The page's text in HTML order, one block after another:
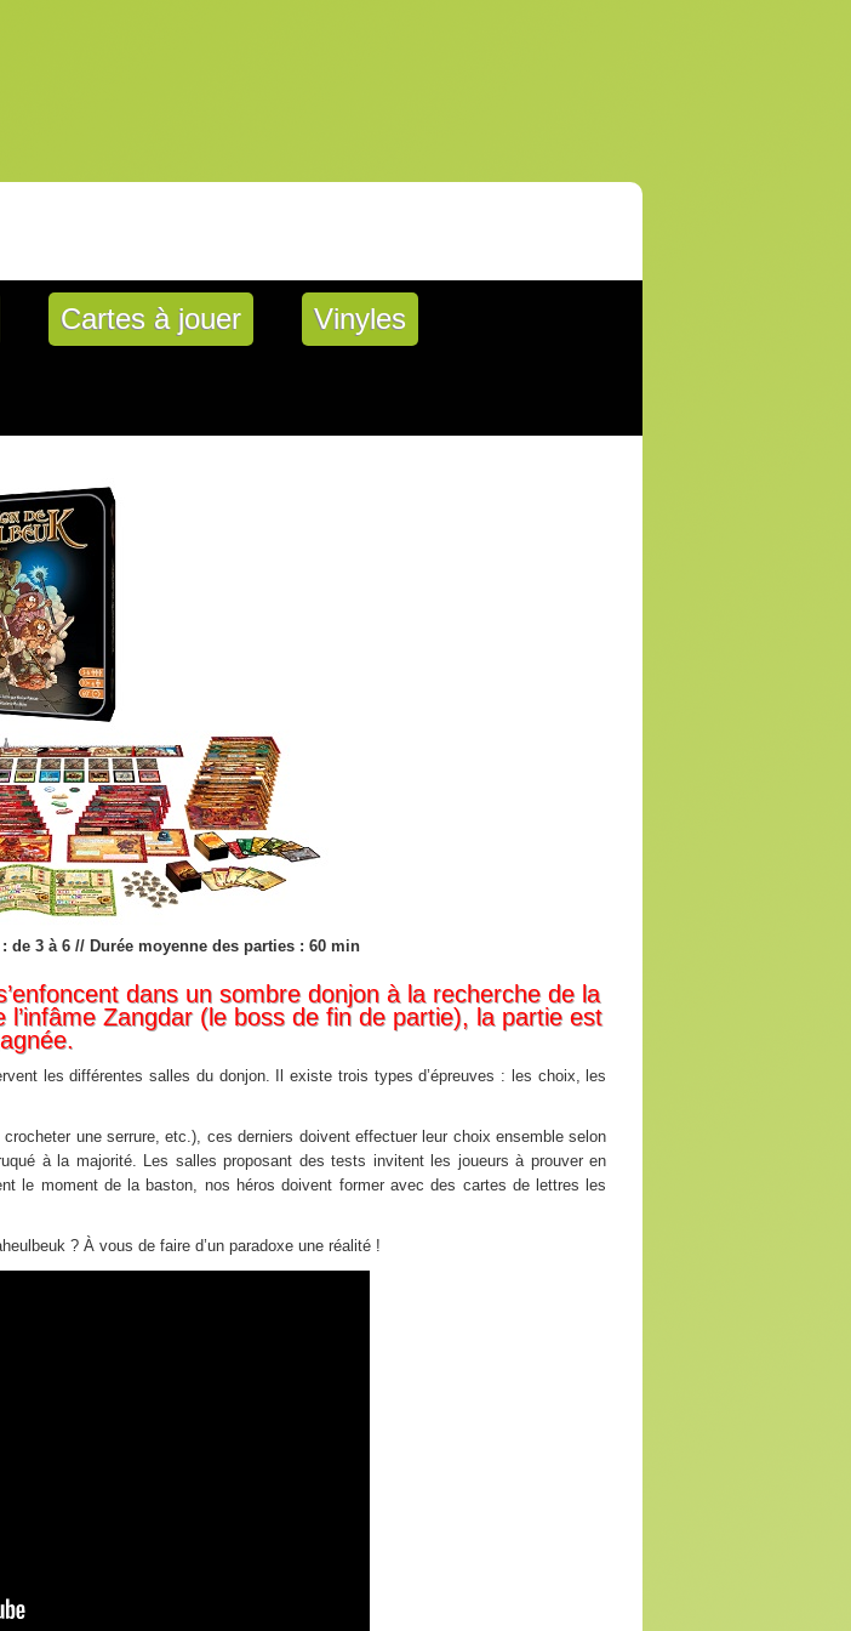
Cartes à jouer Vinyles
3 à 6 // Durée moyenne des parties : 60 min
dans un sombre donjon à la recherche de la
Zangdar (le boss de fin de partie), la partie est
les différentes salles du donjon. Il existe trois types d’épreuves : les choix, les
une serrure, etc.), ces derniers doivent effectuer leur choix ensemble selon
à la majorité. Les salles proposant des tests invitent les joueurs à prouver en
le moment de la baston, nos héros doivent former avec des cartes de lettres les
? À vous de faire d’un paradoxe une réalité !